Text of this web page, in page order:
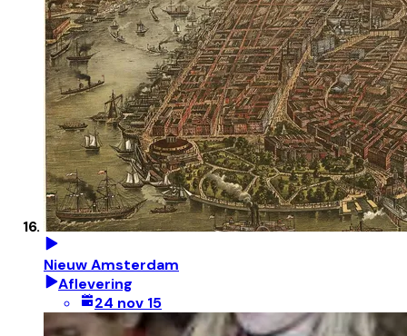
Nieuw Amsterdam
Aflevering
24 nov 15